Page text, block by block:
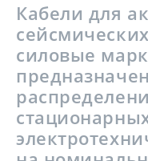
Кабели для
силовые